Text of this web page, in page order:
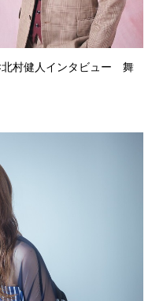
北村健人インタビュー 舞